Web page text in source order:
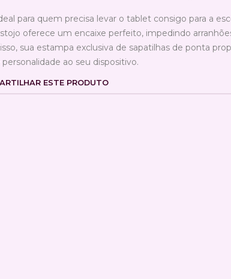
para quem precisa levar o tablet consigo para a
oferece um encaixe perfeito, impedindo
sua estampa exclusiva de sapatilhas de ponta
personalidade ao seu dispositivo.
ESTE PRODUTO